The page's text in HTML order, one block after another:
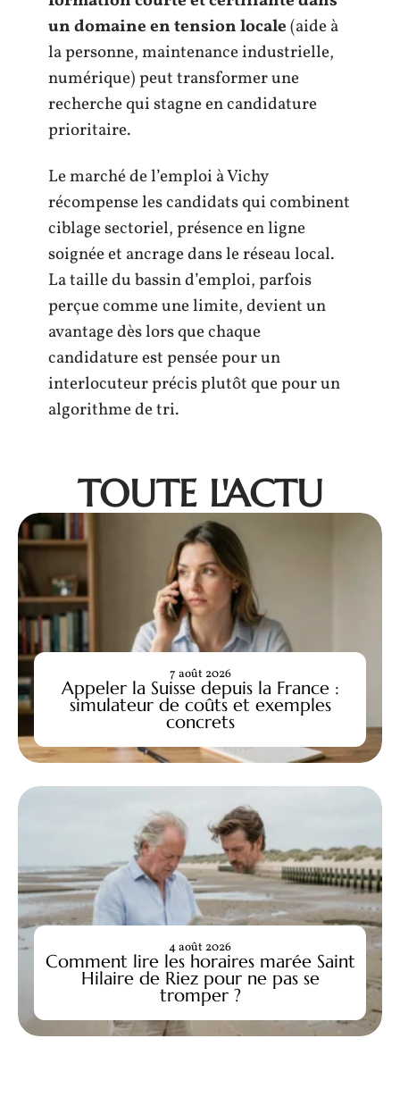
un domaine en tension locale(aide à
la personne, maintenance industrielle,
numérique) peut transformer une
recherche qui stagne en candidature
prioritaire.
Le marché de l’emploi à Vichy
récompense les candidats qui combinent
ciblage sectoriel, présence en ligne
soignée et ancrage dans le réseau local.
La taille du bassin d’emploi, parfois
perçue comme une limite, devient un
avantage dès lors que chaque
candidature est pensée pour un
interlocuteur précis plutôt que pour un
algorithme de tri.
TOUTE L'ACTU
Appeler la Suisse depuis la France :
simulateur de coûts et exemples
concrets
7 août 2026
Comment lire les horaires marée Saint
Hilaire de Riez pour ne pas se
tromper ?
4 août 2026